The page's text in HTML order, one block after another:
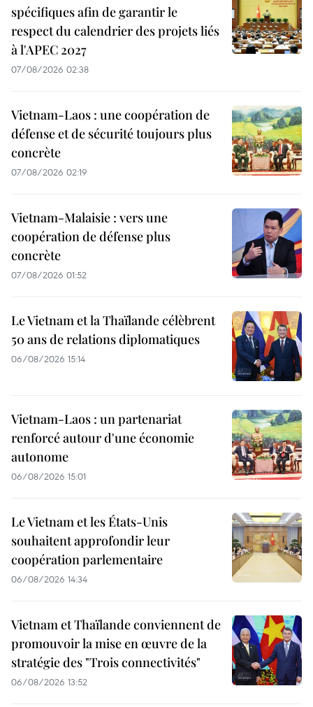
spécifiques afin de garantir le
respect du calendrier des projets liés
à l'APEC 2027
07/08/2026 02:38
Vietnam-Laos : une coopération de
défense et de sécurité toujours plus
concrète
07/08/2026 02:19
Vietnam-Malaisie : vers une
coopération de défense plus
concrète
07/08/2026 01:52
Le Vietnam et la Thaïlande célèbrent
50 ans de relations diplomatiques
06/08/2026 15:14
Vietnam-Laos : un partenariat
renforcé autour d'une économie
autonome
06/08/2026 15:01
Le Vietnam et les États-Unis
souhaitent approfondir leur
coopération parlementaire
06/08/2026 14:34
Vietnam et Thaïlande conviennent de
promouvoir la mise en œuvre de la
stratégie des "Trois connectivités"
06/08/2026 13:52